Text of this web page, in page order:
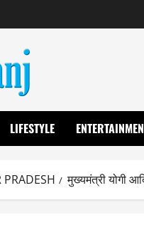
LIFESTYLE
PRADESH मुख्यमंत्री योगी